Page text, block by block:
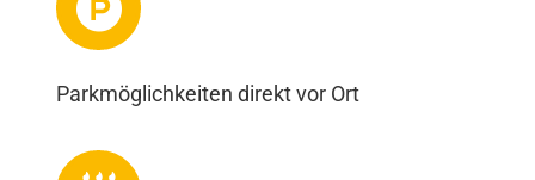
Parkmöglichkeiten direkt vor Ort